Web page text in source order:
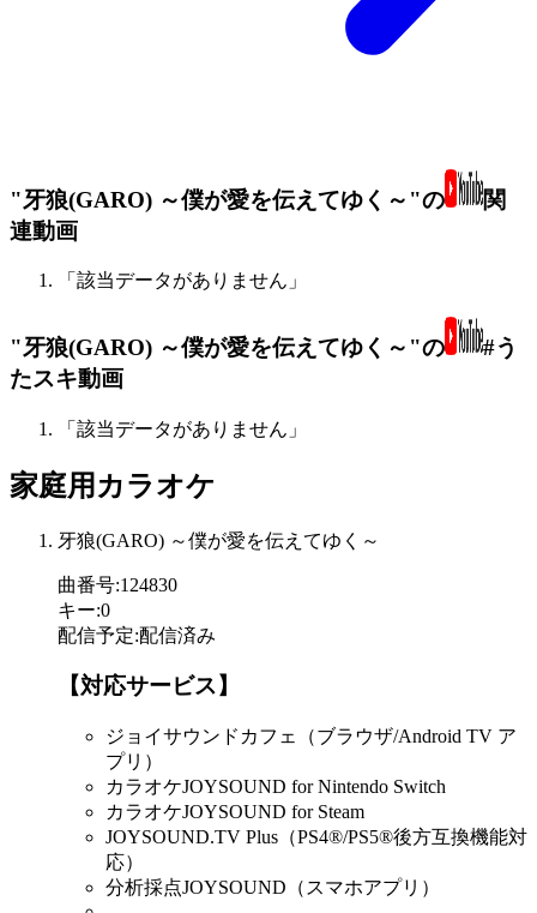
"牙狼(GARO) ～僕が愛を伝えてゆく～"の
関
連動画
「該当データがありません」
"牙狼(GARO) ～僕が愛を伝えてゆく～"の
#う
たスキ動画
「該当データがありません」
家庭用カラオケ
牙狼(GARO) ～僕が愛を伝えてゆく～
曲番号:124830
キー:0
配信予定:配信済み
【対応サービス】
ジョイサウンドカフェ（ブラウザ/Android TV ア
プリ）
カラオケJOYSOUND for Nintendo Switch
カラオケJOYSOUND for Steam
JOYSOUND.TV Plus（PS4®/PS5®後方互換機能対
応）
分析採点JOYSOUND（スマホアプリ）